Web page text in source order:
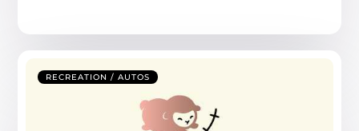
RECREATION / AUTOS